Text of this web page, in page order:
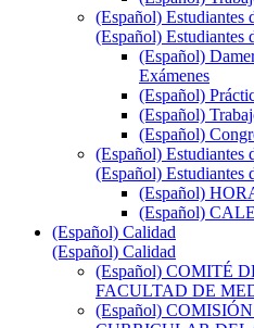
(Español) Estudiantes
(Español) Estudiantes
(Español)
Exámenes
(Español)
(Español)
(Español)
(Español) Estudiantes
(Español) Estudiantes
(Español)
(Español)
(Español) Calidad
(Español) Calidad
(Español) COMITÉ
FACULTAD DE
(Español)